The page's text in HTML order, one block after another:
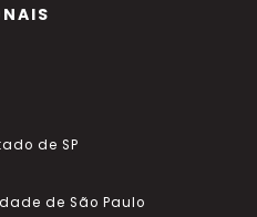
de SP
de São Paulo